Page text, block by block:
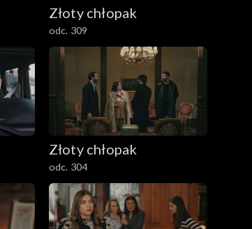
Złoty chłopak
odc. 309
Złoty chłopak
odc. 304